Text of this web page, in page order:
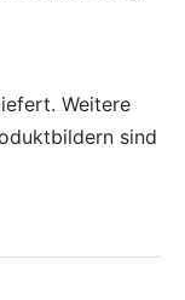
Weitere
sind